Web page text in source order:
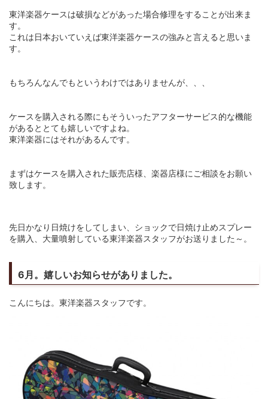
東洋楽器ケースは破損などがあった場合修理をすることが出来ま
す。
これは日本おいていえば東洋楽器ケースの強みと言えると思いま
す。
もちろんなんでもというわけではありませんが、、、
ケースを購入される際にもそういったアフターサービス的な機能
があるととても嬉しいですよね。
東洋楽器にはそれがあるんです。
まずはケースを購入された販売店様、楽器店様にご相談をお願い
致します。
先日かなり日焼けをしてしまい、ショックで日焼け止めスプレー
を購入、大量噴射している東洋楽器スタッフがお送りました～。
6月。嬉しいお知らせがありました。
こんにちは。東洋楽器スタッフです。